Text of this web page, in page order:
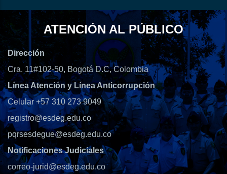
ATENCIÓN AL PÚBLICO
Dirección
Cra. 11#102-50, Bogotá D.C, Colombia
Línea Atención y Línea Anticorrupción
Celular +57 310 273 9049
registro@esdeg.edu.co
pqrsesdegue@esdeg.edu.co
Notificaciones Judiciales
correo-jurid@esdeg.edu.co